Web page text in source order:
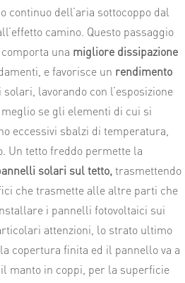
continuo dell’aria sottocoppo dal
camino. Questo passaggio
una migliore dissipazione
e favorisce un rendimento
solari, lavorando con l’esposizione
se gli elementi di cui si
eccessivi sbalzi di temperatura,
Un tetto freddo permette la
solari sul tetto,trasmettendo
che trasmette alle altre parti che
i pannelli fotovoltaici sui
attenzioni, lo strato ultimo
copertura finita ed il pannello va a
manto in coppi, per la superficie